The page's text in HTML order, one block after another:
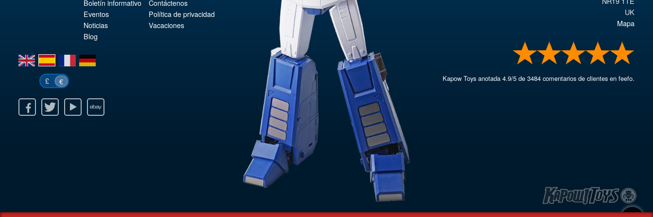
Boletín informativo
Eventos
Noticias
Blog
Contáctenos
Política de privacidad
Vacaciones
en es fr de
£ €
Youtube Ebay
UK
Mapa
Kapow Toys anotada4.9/5 de3484 comentarios de clientes en feefo.